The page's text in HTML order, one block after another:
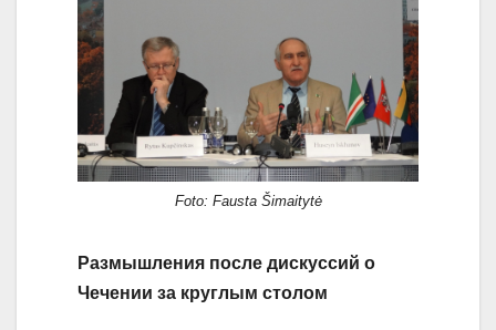
Foto: Fausta Šimaitytė
Размышления после дискуссий о
Чечении за круглым столом